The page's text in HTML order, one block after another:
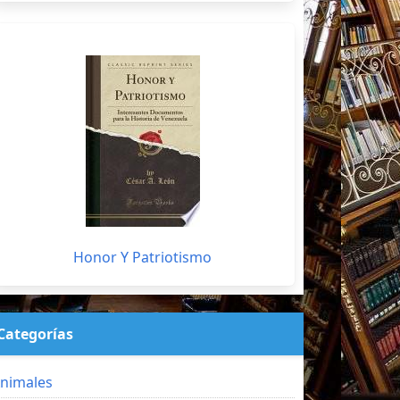
Honor Y Patriotismo